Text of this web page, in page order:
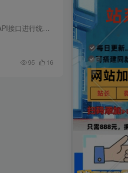
幻影API聚合管理系统是一套基于 PHP+MySQL 开发的专业API接口管理平台，旨在帮助开发者将多个API接口进行统一聚合、管理与变现。系统支持按次、包月、会员专享等多种计费方式，提供完整的用户注...
95 16